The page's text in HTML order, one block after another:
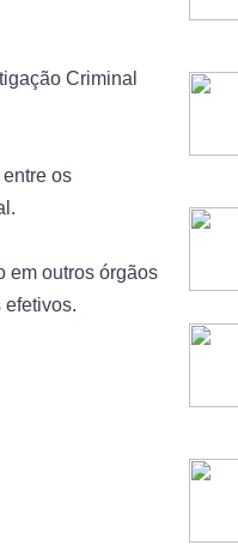
Criminal
os
em outros órgãos